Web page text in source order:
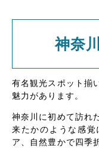
神奈
有名観光スポット揃
魅力があります。
神奈川に初めて訪れ
来たかのような感覚
ア、自然豊かで四季